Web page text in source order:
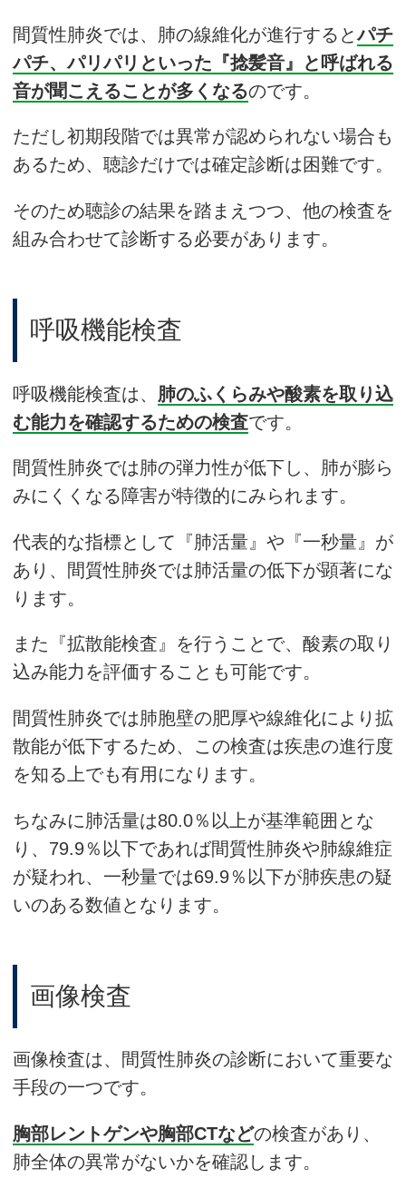
間質性肺炎では、肺の線維化が進行するとパチ
パチ、パリパリといった『捻髪音』と呼ばれる
音が聞こえることが多くなるのです。
ただし初期段階では異常が認められない場合も
あるため、聴診だけでは確定診断は困難です。
そのため聴診の結果を踏まえつつ、他の検査を
組み合わせて診断する必要があります。
呼吸機能検査
呼吸機能検査は、 肺のふくらみや酸素を取り込
む能力を確認するための検査です。
間質性肺炎では肺の弾力性が低下し、肺が膨ら
みにくくなる障害が特徴的にみられます。
代表的な指標として『肺活量』や『一秒量』が
あり、間質性肺炎では肺活量の低下が顕著にな
ります。
また『拡散能検査』を行うことで、酸素の取り
込み能力を評価することも可能です。
間質性肺炎では肺胞壁の肥厚や線維化により拡
散能が低下するため、この検査は疾患の進行度
を知る上でも有用になります。
ちなみに肺活量は80.0％以上が基準範囲とな
り、79.9％以下であれば間質性肺炎や肺線維症
が疑われ、一秒量では69.9％以下が肺疾患の疑
いのある数値となります。
画像検査
画像検査は、間質性肺炎の診断において重要な
手段の一つです。
胸部レントゲンや胸部CTなどの検査があり、
肺全体の異常がないかを確認します。